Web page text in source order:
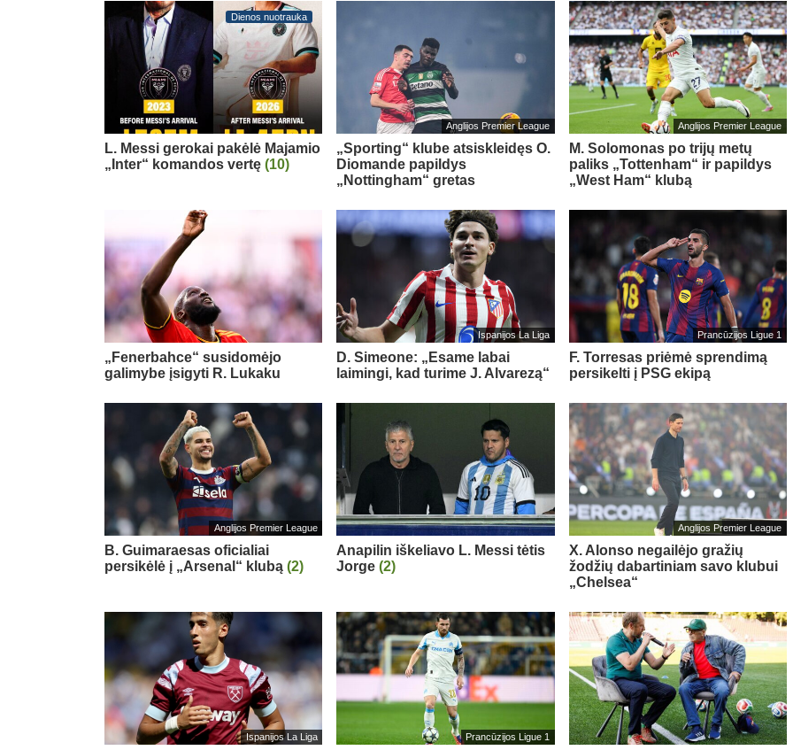
Dienos nuotrauka
L. Messi gerokai pakėlė Majamio
„Inter“ komandos vertę (10)
Anglijos Premier League
„Sporting“ klube atsiskleidęs O.
Diomande papildys
„Nottingham“ gretas
Anglijos Premier League
M. Solomonas po trijų metų
paliks „Tottenham“ ir papildys
„West Ham“ klubą
„Fenerbahce“ susidomėjo
galimybe įsigyti R. Lukaku
Ispanijos La Liga
D. Simeone: „Esame labai
laimingi, kad turime J. Alvarezą“
Prancūzijos Ligue 1
F. Torresas priėmė sprendimą
persikelti į PSG ekipą
Anglijos Premier League
B. Guimaraesas oficialiai
persikėlė į „Arsenal“ klubą (2)
Anapilin iškeliavo L. Messi tėtis
Jorge(2)
Anglijos Premier League
X. Alonso negailėjo gražių
žodžių dabartiniam savo klubui
„Chelsea“
Ispanijos La Liga Prancūzijos Ligue 1